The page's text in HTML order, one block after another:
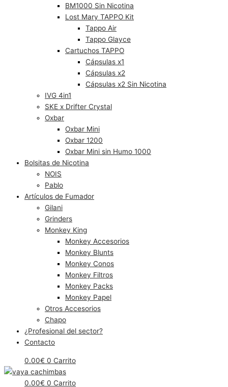
BM1000 Sin Nicotina
Lost Mary TAPPO Kit
Tappo Air
Tappo Glayce
Cartuchos TAPPO
Cápsulas x1
Cápsulas x2
Cápsulas x2 Sin Nicotina
IVG 4in1
SKE x Drifter Crystal
Oxbar
Oxbar Mini
Oxbar 1200
Oxbar Mini sin Humo 1000
Bolsitas de Nicotina
NOIS
Pablo
Artículos de Fumador
Gilani
Grinders
Monkey King
Monkey Accesorios
Monkey Blunts
Monkey Conos
Monkey Filtros
Monkey Packs
Monkey Papel
Otros Accesorios
Chapo
¿Profesional del sector?
Contacto
0.00€ 0 Carrito
0.00€ 0 Carrito